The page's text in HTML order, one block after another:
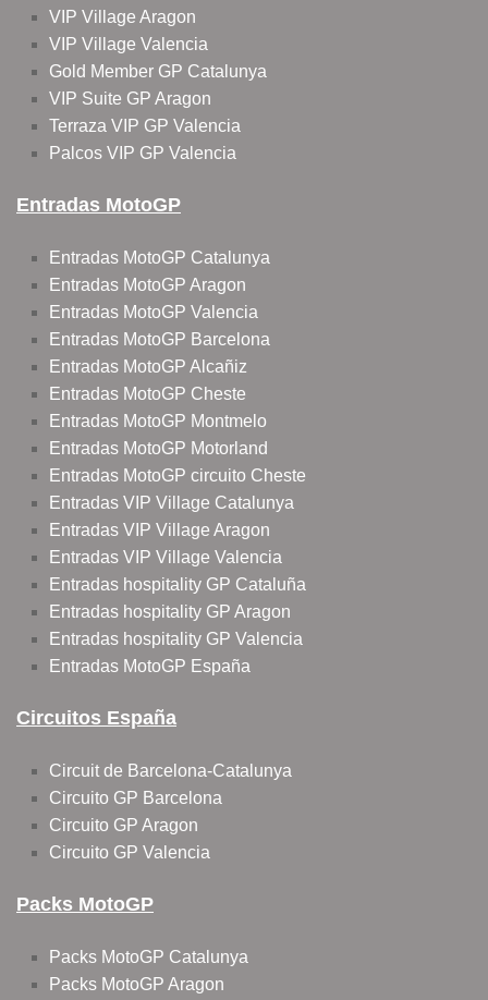
VIP Village Aragon
VIP Village Valencia
Gold Member GP Catalunya
VIP Suite GP Aragon
Terraza VIP GP Valencia
Palcos VIP GP Valencia
Entradas MotoGP
Entradas MotoGP Catalunya
Entradas MotoGP Aragon
Entradas MotoGP Valencia
Entradas MotoGP Barcelona
Entradas MotoGP Alcañiz
Entradas MotoGP Cheste
Entradas MotoGP Montmelo
Entradas MotoGP Motorland
Entradas MotoGP circuito Cheste
Entradas VIP Village Catalunya
Entradas VIP Village Aragon
Entradas VIP Village Valencia
Entradas hospitality GP Cataluña
Entradas hospitality GP Aragon
Entradas hospitality GP Valencia
Entradas MotoGP España
Circuitos España
Circuit de Barcelona-Catalunya
Circuito GP Barcelona
Circuito GP Aragon
Circuito GP Valencia
Packs MotoGP
Packs MotoGP Catalunya
Packs MotoGP Aragon